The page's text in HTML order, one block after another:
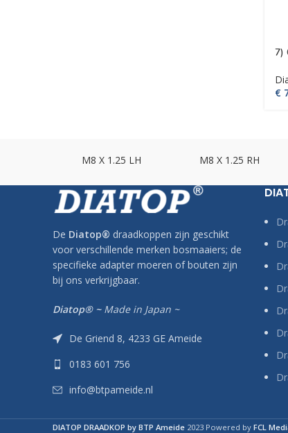
7)
€
M8 X 1.25 LH M8 X 1.25 RH
De Diatop® draadkoppen zijn geschikt
voor verschillende merken bosmaaiers; de
specifieke adapter moeren of bouten zijn
bij ons verkrijgbaar.
Diatop® ~ Made in Japan ~
De Griend 8, 4233 GE Ameide
0183 601 756
info@btpameide.nl
DIATOP DRAADKOP by BTP Ameide 2023 Powered by FCL